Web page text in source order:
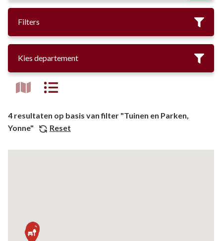
Filters
Kies departement
4 resultaten op basis van filter "Tuinen en Parken,
Yonne"
Reset